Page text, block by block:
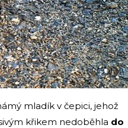
i
mladík v čepici, jehož
křikem nedoběhla do